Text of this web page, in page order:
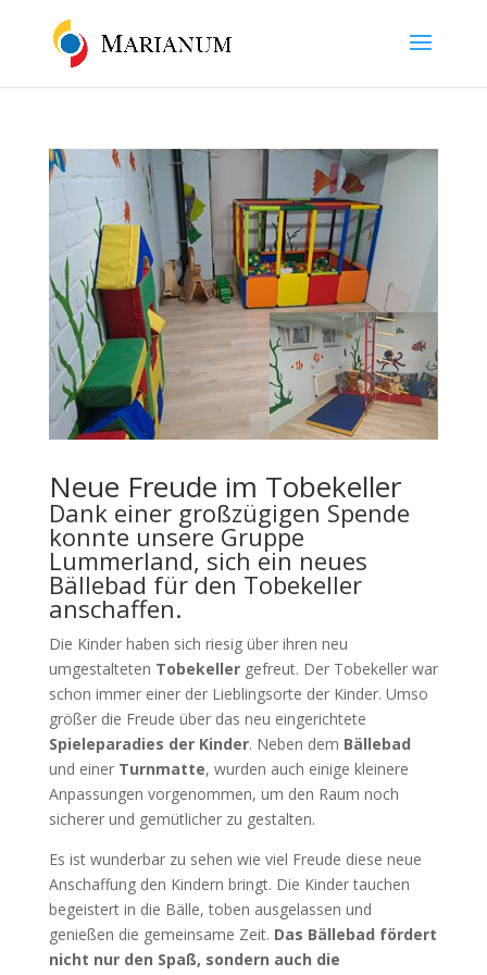
Neue Freude im Tobekeller
Dank einer großzügigen Spende
konnte unsere Gruppe
Lummerland, sich ein neues
Bällebad für den Tobekeller
anschaffen.
Die Kinder haben sich riesig über ihren neu
umgestalteten Tobekellergefreut. Der Tobekeller war
schon immer einer der Lieblingsorte der Kinder. Umso
größer die Freude über das neu eingerichtete
Spieleparadies der Kinder. Neben dem Bällebad
und einer Turnmatte, wurden auch einige kleinere
Anpassungen vorgenommen, um den Raum noch
sicherer und gemütlicher zu gestalten.
Es ist wunderbar zu sehen wie viel Freude diese neue
Anschaffung den Kindern bringt. Die Kinder tauchen
begeistert in die Bälle, toben ausgelassen und
genießen die gemeinsame Zeit. Das Bällebad fördert
nicht nur den Spaß, sondern auch die